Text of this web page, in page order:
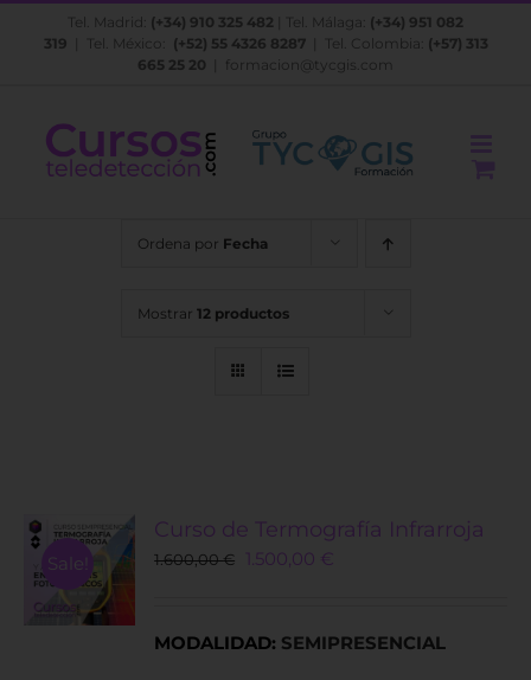
Saltar
Tel. Madrid: (+34) 910 325 482 | Tel. Málaga: (+34) 951 082
319 | Tel. México: (+52) 55 4326 8287| Tel. Colombia: (+57) 313
665 25 20
formacion@tycgis.com
Ordena por Fecha
Mostrar 12 productos
Sale!
Curso de Termografía Infrarroja
1.600,00€
Original
1.600,00 €.
1.500,00 €
1.500,00 €.
MODALIDAD: SEMIPRESENCIAL